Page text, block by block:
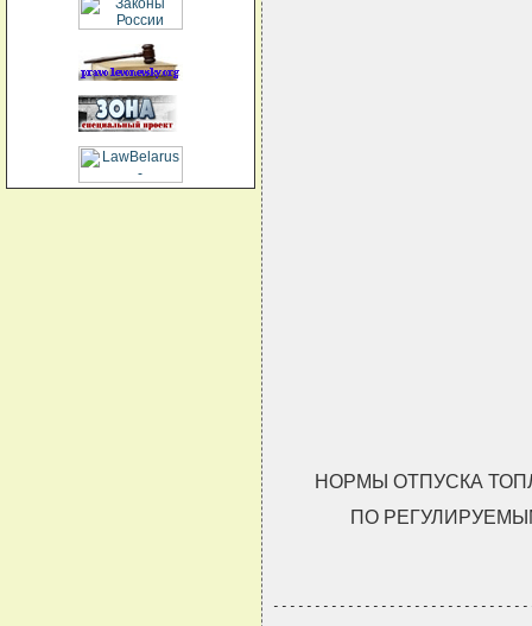
НОРМЫ ОТПУСКА
ПО